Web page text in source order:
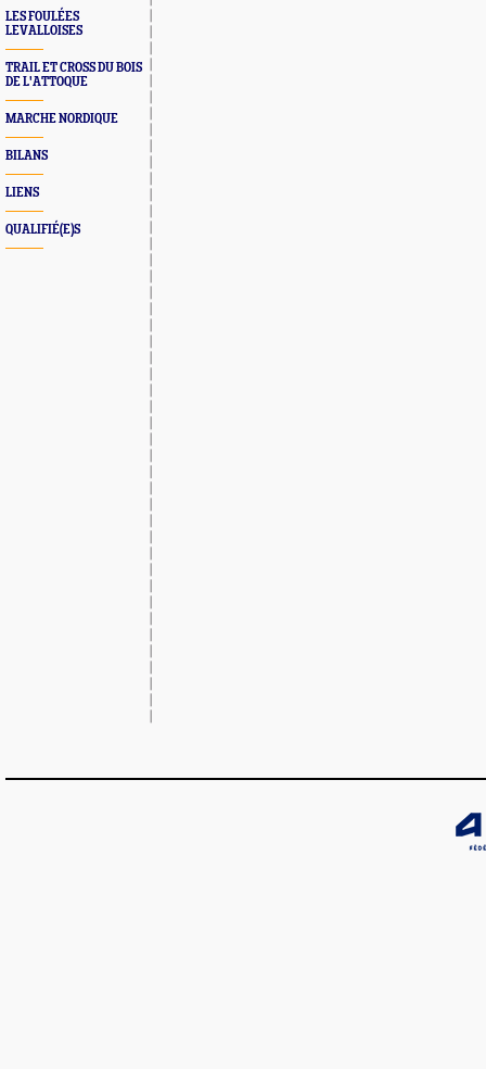
LES FOULÉES
LEVALLOISES
TRAIL ET CROSS DU BOIS
DE L'ATTOQUE
MARCHE NORDIQUE
BILANS
LIENS
QUALIFIÉ(E)S